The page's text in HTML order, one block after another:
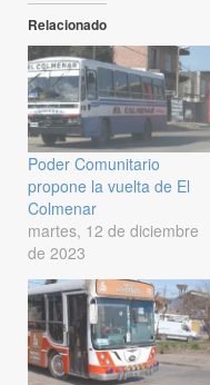
Relacionado
Poder Comunitario
propone la vuelta de El
Colmenar
martes, 12 de diciembre
de 2023